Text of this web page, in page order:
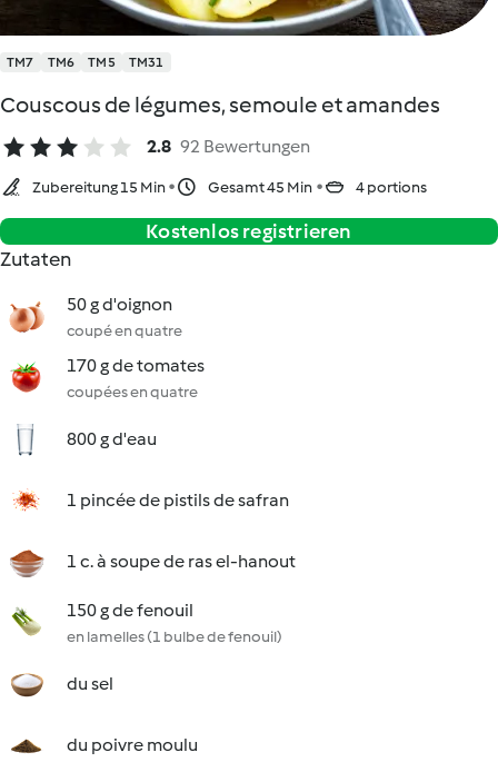
TM7 TM6 TM5 TM31
Couscous de légumes, semoule et amandes
2.8 92 Bewertungen
Zubereitung 15 Min Gesamt 45 Min 4 portions
Kostenlos registrieren
Zutaten
50 g d'oignon
coupé en quatre
170 g de tomates
coupées en quatre
800 g d'eau
1 pincée de pistils de safran
1 c. à soupe de ras el-hanout
150 g de fenouil
en lamelles (1 bulbe de fenouil)
du sel
du poivre moulu